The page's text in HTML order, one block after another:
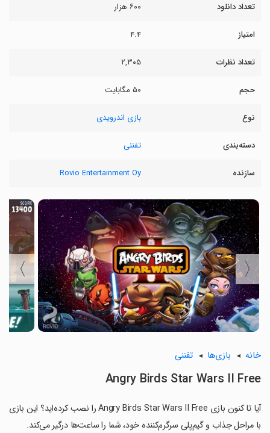
تعداد دانلود ۶۰۰ هزار
امتیاز ۴.۴
تعداد نظرات ۲,۳۰۵
حجم ۵۰ مگابایت
نوع بازی اندرویدی
دسته‌بندی تفننی
سازنده Rovio Entertainment Oy
〈
〉
خانه بازی‌ها تفننی
Angry Birds Star Wars II Free
آیا تا کنون بازی Angry Birds Star Wars II Free را نصب کرده‌اید؟ این بازی
با مراحل جذاب و گیم‌پلی سرگرم‌کننده خود، شما را ساعت‌ها درگیر می‌کند.